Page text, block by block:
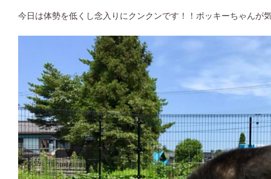
今日は体勢を低くし念入りにクンクンです！！ポッキーちゃんが